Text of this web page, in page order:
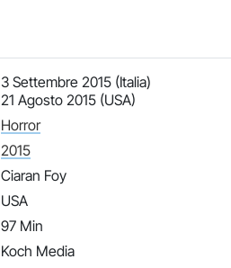
3 Settembre 2015 (Italia)
21 Agosto 2015 (USA)
Horror
2015
Ciaran Foy
USA
97 Min
Koch Media